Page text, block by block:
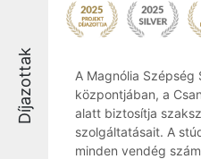
Díjazottak
A Magnólia Szépség
központjában, a
alatt biztosítja
szolgáltatásait. A
minden vendég